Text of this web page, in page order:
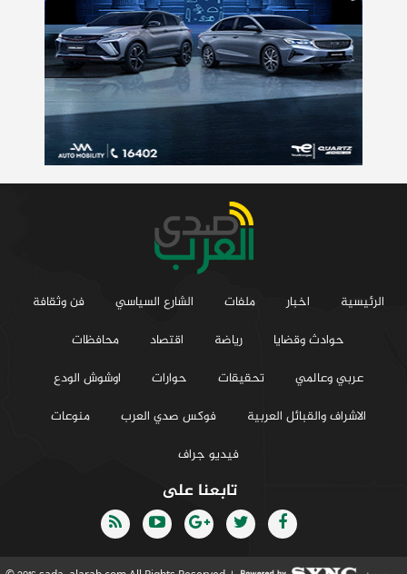
الرئيسية اخبار ملفات الشارع السياسي
فن وثقافة
حوادث وقضايا
رياضة اقتصاد
محافظات
عربي وعالمي
تحقيقات حوارات
اوشوش الودع
الاشراف والقبائل العربية
فوكس صدي العرب
منوعات
فيديو جراف
تابعنا على